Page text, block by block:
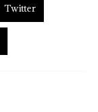
Twitter